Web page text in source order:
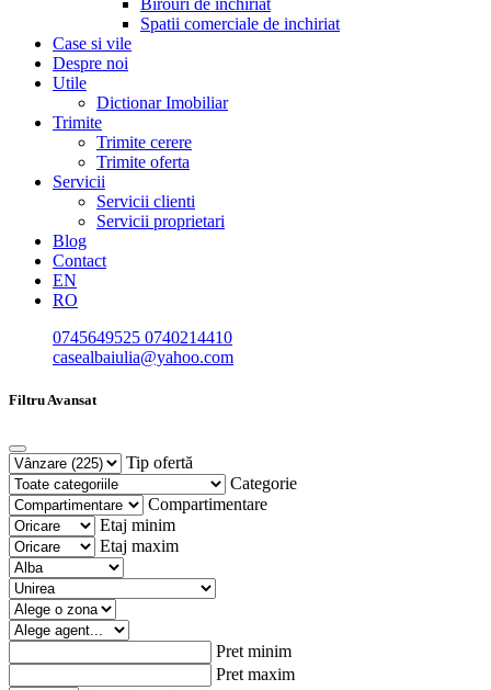
Birouri de inchiriat
Spatii comerciale de inchiriat
Case si vile
Despre noi
Utile
Dictionar Imobiliar
Trimite
Trimite cerere
Trimite oferta
Servicii
Servicii clienti
Servicii proprietari
Blog
Contact
EN
RO
0745649525 0740214410
casealbaiulia@yahoo.com
Filtru Avansat
Tip ofertă
Categorie
Compartimentare
Etaj minim
Etaj maxim
Pret minim
Pret maxim